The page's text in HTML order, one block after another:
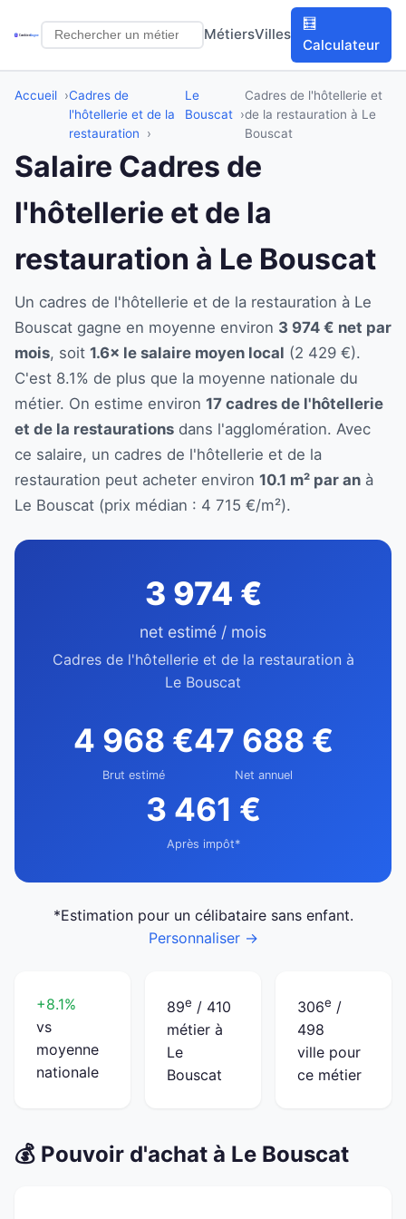
MétiersVilles
🧮
Calculateur
Accueil
Cadres de
l'hôtellerie et de la
restauration
Le
Bouscat
Cadres de l'hôtellerie et
de la restauration à Le
Bouscat
Salaire Cadres de
l'hôtellerie et de la
restauration à Le Bouscat
Un cadres de l'hôtellerie et de la restauration à Le
Bouscat gagne en moyenne environ 3 974 € net par
mois, soit 1.6× le salaire moyen local (2 429 €).
C'est 8.1% de plus que la moyenne nationale du
métier. On estime environ 17 cadres de l'hôtellerie
et de la restaurations dans l'agglomération. Avec
ce salaire, un cadres de l'hôtellerie et de la
restauration peut acheter environ 10.1 m² par an à
Le Bouscat (prix médian : 4 715 €/m²).
3 974 €
net estimé / mois
Cadres de l'hôtellerie et de la restauration à
Le Bouscat
4 968 €
Brut estimé
47 688 €
Net annuel
3 461 €
Après impôt*
*Estimation pour un célibataire sans enfant.
Personnaliser →
+8.1%
vs
moyenne
nationale
89e / 410
métier à
Le
Bouscat
306e /
498
ville pour
ce métier
💰 Pouvoir d'achat à Le Bouscat